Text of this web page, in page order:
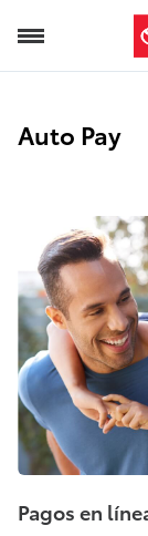
Auto Pay
Pagos en